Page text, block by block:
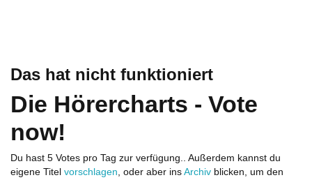
Das hat nicht funktioniert
Die Hörercharts - Vote
now!
Du hast 5 Votes pro Tag zur verfügung.. Außerdem kannst du
eigene Titel vorschlagen, oder aber ins Archiv blicken, um den